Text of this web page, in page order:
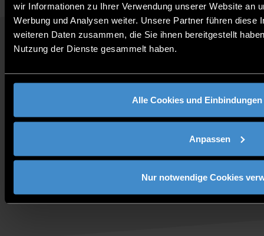
wir Informationen zu Ihrer Verwendung unserer Website an
Werbung und Analysen weiter. Unsere Partner führen diese
weiteren Daten zusammen, die Sie ihnen bereitgestellt
Nutzung der Dienste gesammelt haben.
Alle Cookies und
Anpassen
Nur notwendige Cookies
QUICKLINKS
JOBS AN DER THD
KONTAKT